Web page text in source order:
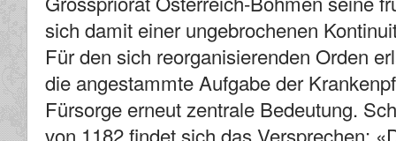
sich damit einer ungebrochenen
Für den sich reorganisierenden Orden
die angestammte Aufgabe der
Fürsorge erneut zentrale Bedeutung.
von 1182 findet sich das Versprechen: